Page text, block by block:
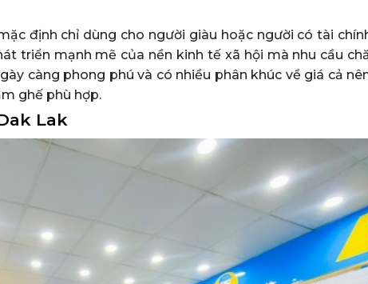
định chỉ dùng cho người giàu hoặc người có tài
triển mạnh mẽ của nền kinh tế xã hội mà nhu cầu
càng phong phú và có nhiều phân khúc về giá cả
ghế phù hợp.
Lak